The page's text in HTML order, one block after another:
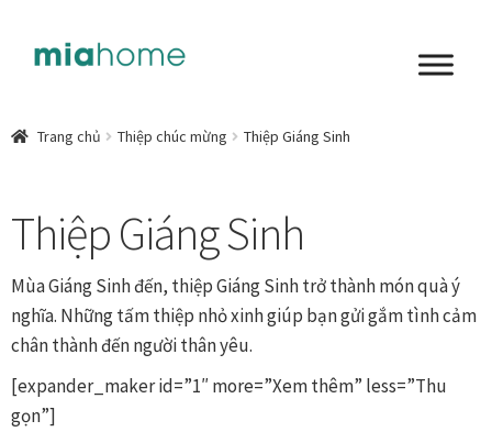
đến
đến
Chất liệu nghệ thuật
Không gian sống
Cách chọn tranh phòng ngủ để mỗi ngày bắt đầu nhẹ
Trang chủ Thiệp chúc mừng Thiệp Giáng Sinh
Thiệp Giáng Sinh
Mùa Giáng Sinh đến, thiệp Giáng Sinh trở thành món quà ý
nghĩa. Những tấm thiệp nhỏ xinh giúp bạn gửi gắm tình cảm
chân thành đến người thân yêu.
[expander_maker id=”1″ more=”Xem thêm” less=”Thu
gọn”]